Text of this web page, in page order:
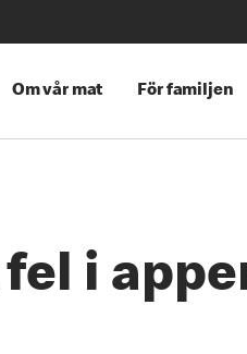
Om vår mat För familjen
i